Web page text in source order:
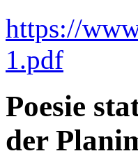
https://
1.pdf
Poesie
der